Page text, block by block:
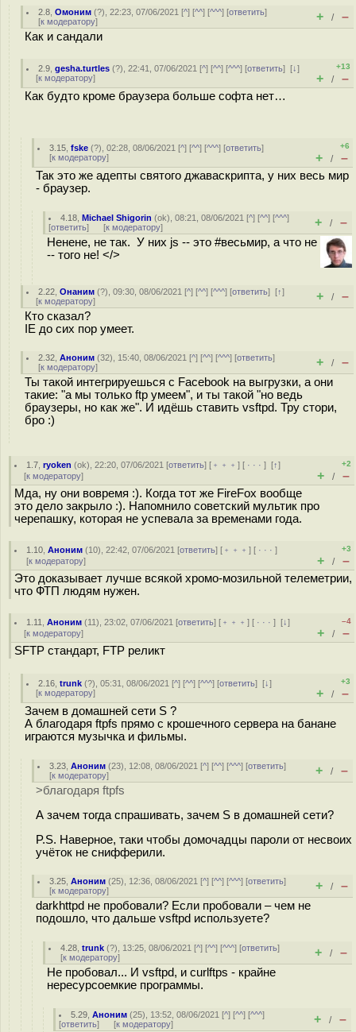
2.8 ,Омоним (?), 22:23, 07/06/2021 [^] [^^] [^^^] [ответить]
[к модератору] + / –
Как и сандали
2.9 ,gesha.turtles (?), 22:41, 07/06/2021 [^] [^^] [^^^] [ответить][↓]
[к модератору]
+13
+ / –
Как будто кроме браузера больше софта нет…
3.15 ,fske (?), 02:28, 08/06/2021 [^] [^^] [^^^] [ответить]
[к модератору]
+6
+ / –
Так это же адепты святого джаваскрипта, у них весь мир
- браузер.
4.18 ,Michael Shigorin (ok), 08:21, 08/06/2021 [^] [^^] [^^^]
[ответить] [к модератору] + / –
Ненене, не так. У них js -- это #весьмир, а что не
-- того не! </>
2.22 ,Онаним (?), 09:30, 08/06/2021 [^] [^^] [^^^] [ответить][↑]
[к модератору] + / –
Кто сказал?
IE до сих пор умеет.
2.32 ,Аноним (32), 15:40, 08/06/2021 [^] [^^] [^^^] [ответить]
[к модератору] + / –
Ты такой интегрируешься с Facebook на выгрузки, а они
такие: "а мы только ftp умеем", и ты такой "но ведь
браузеры, но как же". И идёшь ставить vsftpd. Тру стори,
бро :)
1.7 ,ryoken (ok), 22:20, 07/06/2021 [ответить] [ ﹢﹢﹢] [ · · ·][↑]
[к модератору]
+2
+ / –
Мда, ну они вовремя :). Когда тот же FireFox вообще
это дело закрыло :). Напомнило советский мультик про
черепашку, которая не успевала за временами года.
1.10 ,Аноним (10), 22:42, 07/06/2021 [ответить] [ ﹢﹢﹢] [ · · ·]
[к модератору]
+3
+ / –
Это доказывает лучше всякой хромо-мозильной телеметрии,
что ФТП людям нужен.
1.11 ,Аноним (11), 23:02, 07/06/2021 [ответить] [ ﹢﹢﹢] [ · · ·][↓]
[к модератору]
–4
+ / –
SFTP стандарт, FTP реликт
2.16 ,trunk (?), 05:31, 08/06/2021 [^] [^^] [^^^] [ответить][↓]
[к модератору]
+3
+ / –
Зачем в домашней сети S ?
А благодаря ftpfs прямо с крошечного сервера на банане
играются музычка и фильмы.
3.23 ,Аноним (23), 12:08, 08/06/2021 [^] [^^] [^^^] [ответить]
[к модератору] + / –
>благодаря ftpfs
А зачем тогда спрашивать, зачем S в домашней сети?
P.S. Наверное, таки чтобы домочадцы пароли от несвоих
учёток не снифферили.
3.25 ,Аноним (25), 12:36, 08/06/2021 [^] [^^] [^^^] [ответить]
[к модератору] + / –
darkhttpd не пробовали? Если пробовали – чем не
подошло, что дальше vsftpd используете?
4.28 ,trunk (?), 13:25, 08/06/2021 [^] [^^] [^^^] [ответить]
[к модератору] + / –
Не пробовал... И vsftpd, и curlftps - крайне
нересурсоемкие программы.
5.29 ,Аноним (25), 13:52, 08/06/2021 [^] [^^] [^^^]
[ответить] [к модератору] + / –